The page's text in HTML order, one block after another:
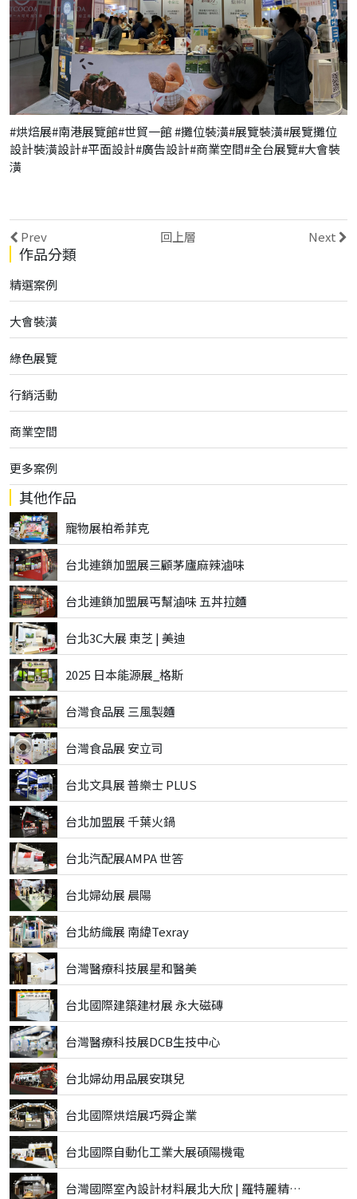
#烘焙展#南港展覽館#世貿一館 #攤位裝潢#展覽裝潢#展覽攤位
設計裝潢設計#平面設計#廣告設計#商業空間#全台展覽#大會裝
潢
Prev 回上層 Next
作品分類
精選案例
大會裝潢
綠色展覽
行銷活動
商業空間
更多案例
其他作品
寵物展柏希菲克
台北連鎖加盟展三顧茅廬麻辣滷味
台北連鎖加盟展丐幫滷味 五丼拉麵
台北3C大展 東芝 | 美迪
2025 日本能源展_格斯
台灣食品展 三風製麵
台灣食品展 安立司
台北文具展 普樂士 PLUS
台北加盟展 千葉火鍋
台北汽配展AMPA 世答
台北婦幼展 晨陽
台北紡織展 南緯Texray
台灣醫療科技展星和醫美
台北國際建築建材展 永大磁磚
台灣醫療科技展DCB生技中心
台北婦幼用品展安琪兒
台北國際烘焙展巧舜企業
台北國際自動化工業大展碩陽機電
台灣國際室內設計材料展北大欣 | 羅特麗精品磁磚